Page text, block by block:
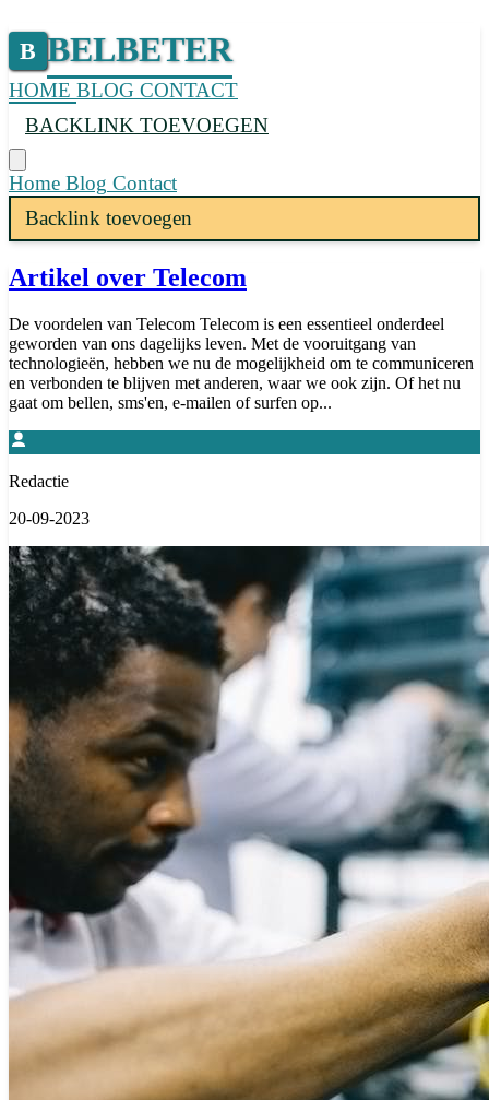
B BELBETER
HOME BLOG CONTACT
BACKLINK TOEVOEGEN
Home Blog Contact
Backlink toevoegen
Artikel over Telecom
De voordelen van Telecom Telecom is een essentieel onderdeel
geworden van ons dagelijks leven. Met de vooruitgang van
technologieën, hebben we nu de mogelijkheid om te communiceren
en verbonden te blijven met anderen, waar we ook zijn. Of het nu
gaat om bellen, sms'en, e-mailen of surfen op...
Redactie
20-09-2023